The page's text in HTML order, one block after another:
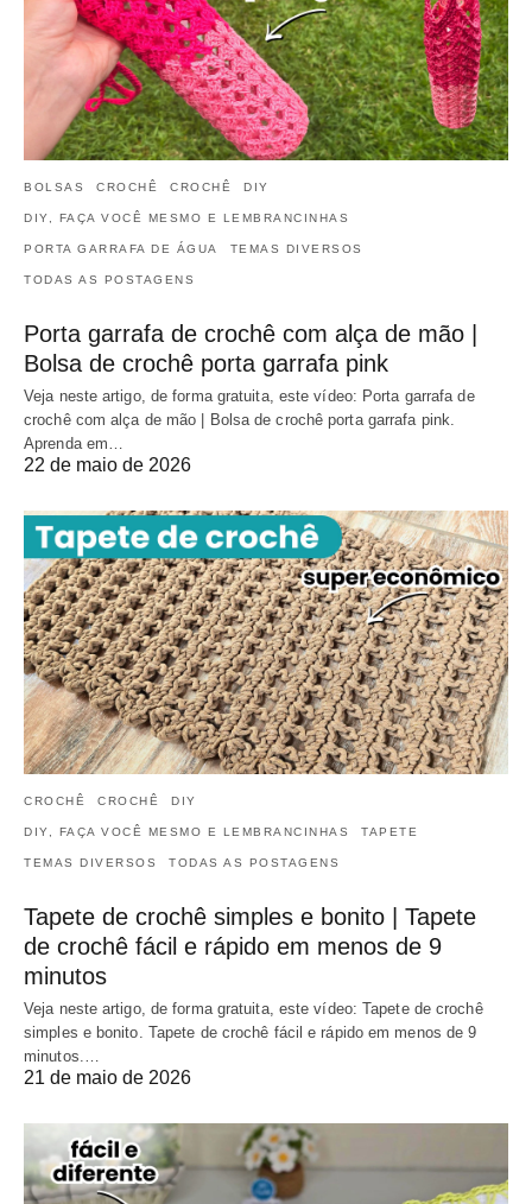
BOLSAS CROCHÊ CROCHÊ DIY
DIY, FAÇA VOCÊ MESMO E LEMBRANCINHAS
PORTA GARRAFA DE ÁGUA TEMAS DIVERSOS
TODAS AS POSTAGENS
Porta garrafa de crochê com alça de mão |
Bolsa de crochê porta garrafa pink
Veja neste artigo, de forma gratuita, este vídeo: Porta garrafa de
crochê com alça de mão | Bolsa de crochê porta garrafa pink.
Aprenda em…
22 de maio de 2026
CROCHÊ CROCHÊ DIY
DIY, FAÇA VOCÊ MESMO E LEMBRANCINHAS TAPETE
TEMAS DIVERSOS TODAS AS POSTAGENS
Tapete de crochê simples e bonito | Tapete
de crochê fácil e rápido em menos de 9
minutos
Veja neste artigo, de forma gratuita, este vídeo: Tapete de crochê
simples e bonito. Tapete de crochê fácil e rápido em menos de 9
minutos.…
21 de maio de 2026